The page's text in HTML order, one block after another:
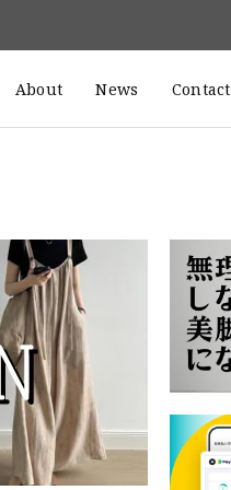
About News Contact